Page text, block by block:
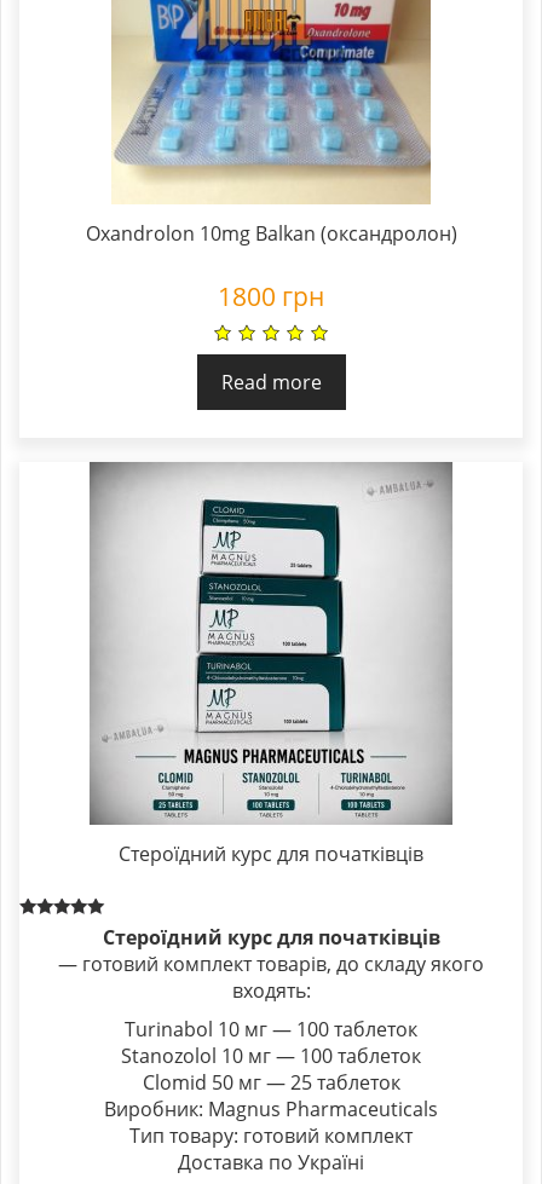
Oxandrolon 10mg Balkan (оксандролон)
1800 грн
Read more
Стероїдний курс для початківців
out of 5
Стероїдний курс для початківців
— готовий комплект товарів, до складу якого
входять:
Turinabol 10 мг — 100 таблеток
Stanozolol 10 мг — 100 таблеток
Clomid 50 мг — 25 таблеток
Виробник: Magnus Pharmaceuticals
Тип товару: готовий комплект
Доставка по Україні